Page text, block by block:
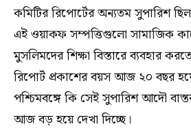
কমিটির রিপোর্টের অন্যতম সুপারিশ
এই ওয়াকফ সম্পত্তিগুলো সামাজিক
মুসলিমদের শিক্ষা বিস্তারে ব্যবহার
রিপোর্ট প্রকাশের বয়স আজ ২০ বছর
পশ্চিমবঙ্গে কি সেই সুপারিশ আদৌ
আজ বড় হয়ে দেখা দিচ্ছে।